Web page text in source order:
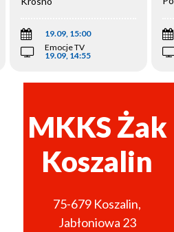
19.09, 15:00
Emocje TV
19.09, 14:55
MKKS Żak
Koszalin
75-679 Koszalin,
Jabłoniowa 23